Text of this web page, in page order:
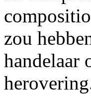
zou
handelaar